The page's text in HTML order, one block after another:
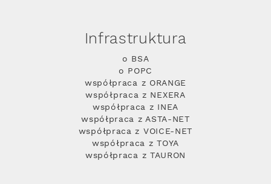
Infrastruktura
o BSA
o POPC
współpraca z ORANGE
współpraca z NEXERA
współpraca z INEA
współpraca z ASTA-NET
współpraca z VOICE-NET
współpraca z TOYA
współpraca z TAURON